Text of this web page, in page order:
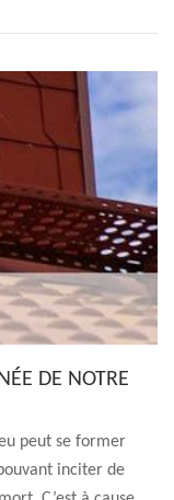
DE NOTRE
peut se former
inciter de